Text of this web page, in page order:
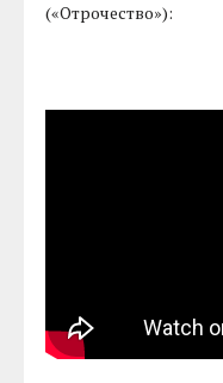
(«Отрочество»):